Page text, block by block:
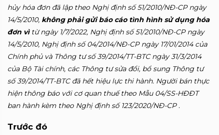
hủy hóa đơn đã lập theo Nghị định số 51/2010/NĐ-CP ngày
14/5/2010, không phải gửi báo cáo tình hình sử dụng hóa
đơn vìtừ ngày 1/7/2022, Nghị định số 51/2010/NĐ-CP ngày
14/5/2010, Nghị định số 04/2014/NĐ-CP ngày 17/01/2014 của
Chính phủ và Thông tư số 39/2014/TT-BTC ngày 31/3/2014
của Bộ Tài chính, các Thông tư sửa đổi, bổ sung Thông tư
số 39/2014/TT-BTC đã hết hiệu lực thi hành. Người bán thực
hiện thông báo với cơ quan thuế theo Mẫu 04/SS-HĐĐT
ban hành kèm theo Nghị định số 123/2020/NĐ-CP .
Trước đó